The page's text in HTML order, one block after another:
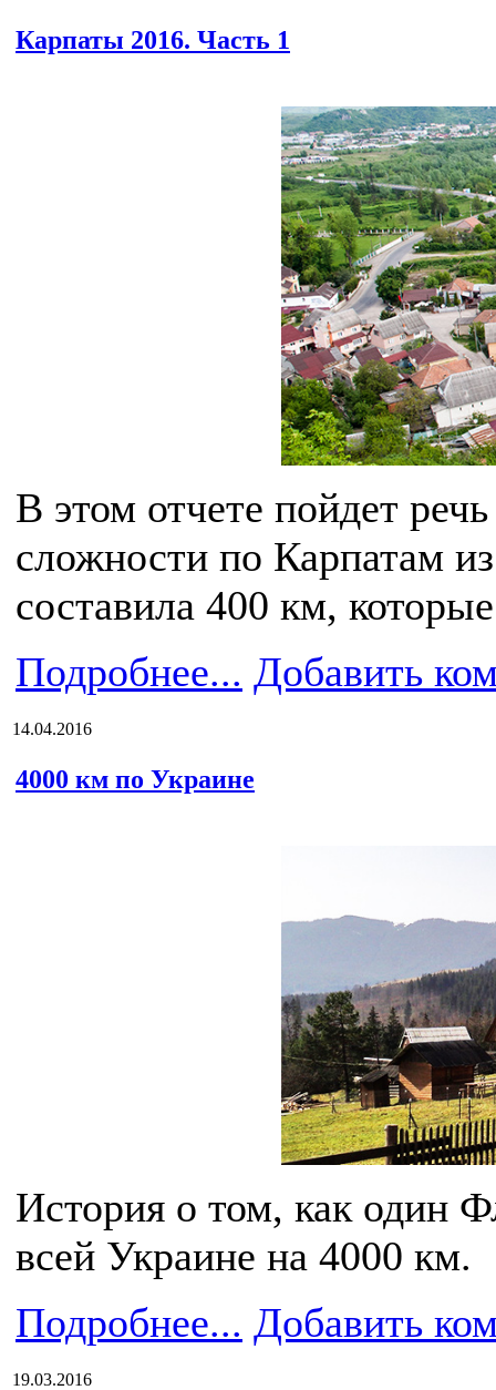
Карпаты 2016. Часть 1
В этом отчете пойдет
сложности по Карпатам
составила 400 км,
Подробнее... Добавить
14.04.2016
4000 км по Украине
История о том, как один
всей Украине на 4000 км.
Подробнее... Добавить
19.03.2016